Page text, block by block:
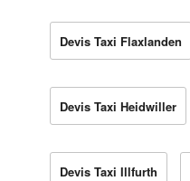
Devis Taxi Flaxlanden
Devis Taxi Heidwiller
Devis Taxi Illfurth